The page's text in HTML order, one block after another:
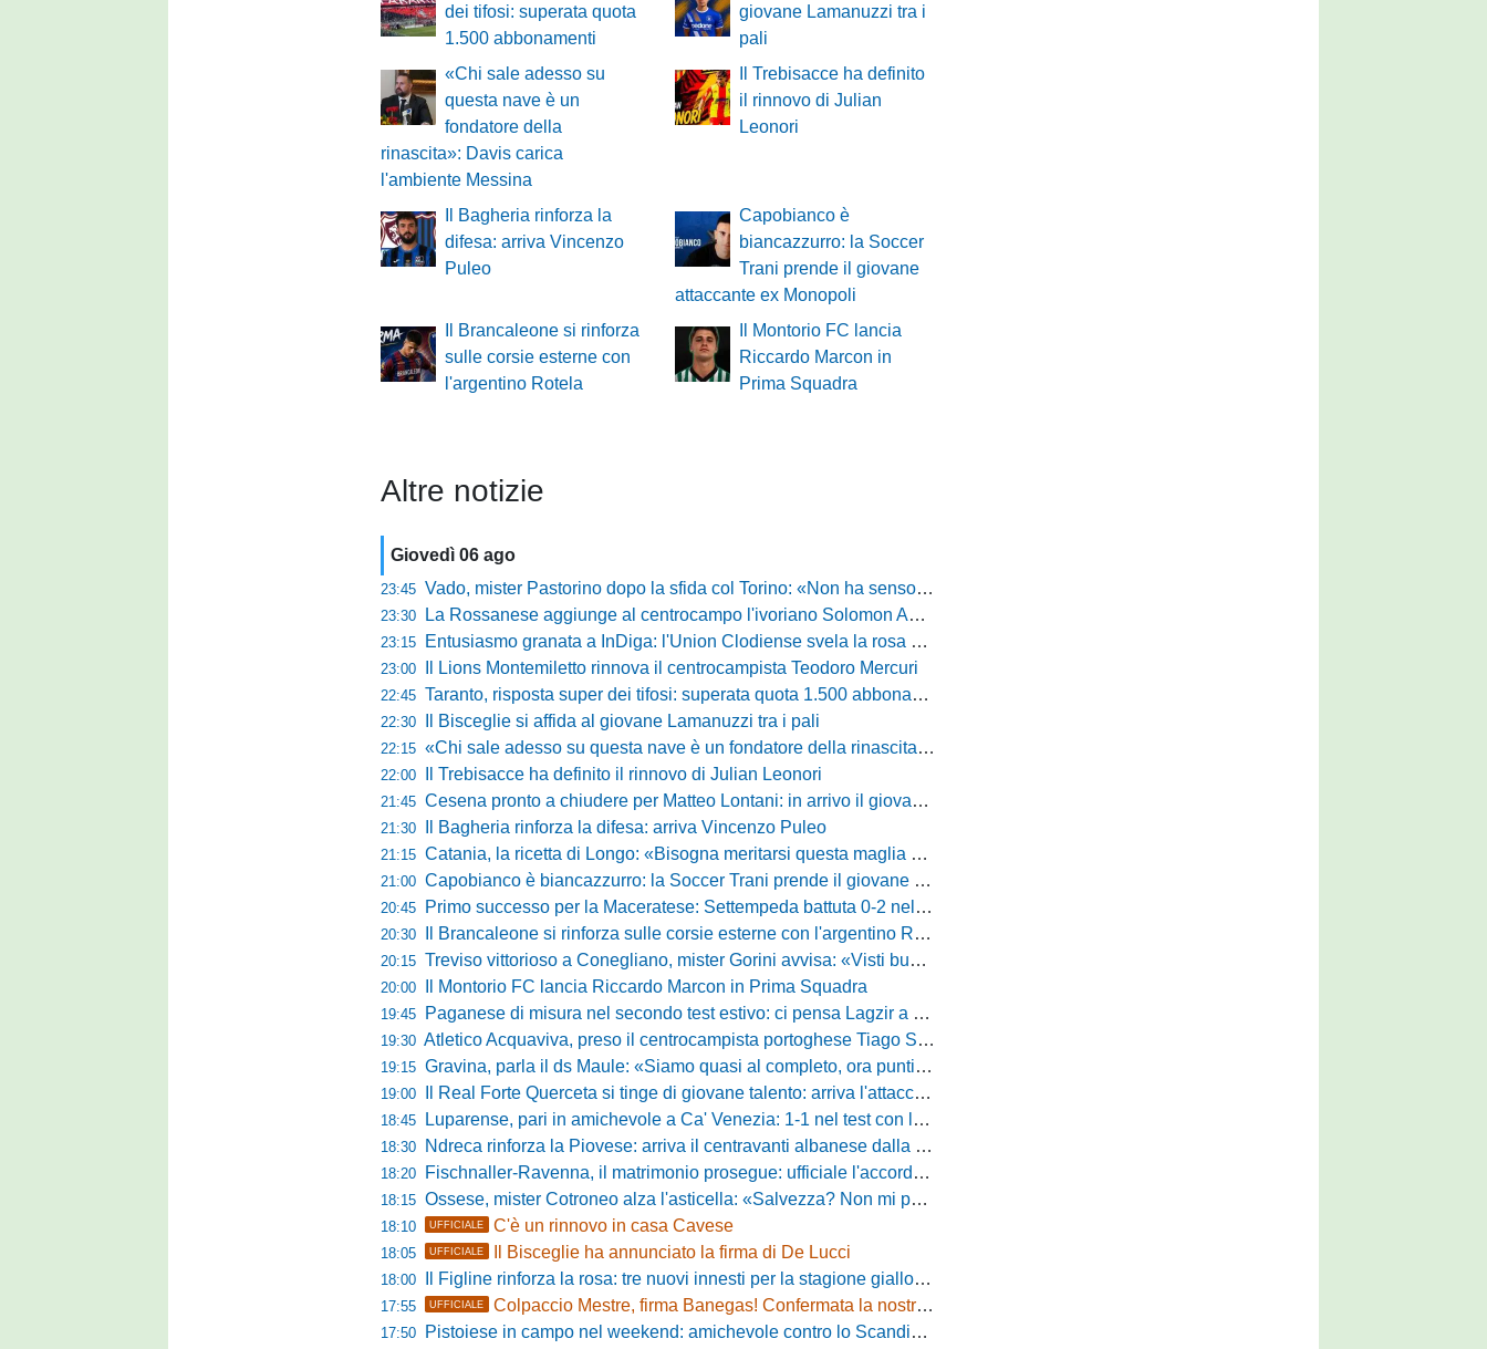
dei tifosi: superata quota
1.500 abbonamenti
giovane Lamanuzzi tra i
pali
«Chi sale adesso su
questa nave è un
fondatore della
rinascita»: Davis carica
l'ambiente Messina
Il Trebisacce ha definito
il rinnovo di Julian
Leonori
Il Bagheria rinforza la
difesa: arriva Vincenzo
Puleo
Capobianco è
biancazzurro: la Soccer
Trani prende il giovane
attaccante ex Monopoli
Il Brancaleone si rinforza
sulle corsie esterne con
l'argentino Rotela
Il Montorio FC lancia
Riccardo Marcon in
Prima Squadra
Altre notizie
Giovedì 06 ago
23:45 Vado, mister Pastorino dopo la sfida col Torino: «Non ha senso chiudersi e fare le barricate»
23:30 La Rossanese aggiunge al centrocampo l'ivoriano Solomon Andrews Manu
23:15 Entusiasmo granata a InDiga: l'Union Clodiense svela la rosa per la nuova annata
23:00 Il Lions Montemiletto rinnova il centrocampista Teodoro Mercuri
22:45 Taranto, risposta super dei tifosi: superata quota 1.500 abbonamenti
22:30 Il Bisceglie si affida al giovane Lamanuzzi tra i pali
22:15 «Chi sale adesso su questa nave è un fondatore della rinascita»: Davis carica l'ambiente Messina
22:00 Il Trebisacce ha definito il rinnovo di Julian Leonori
21:45 Cesena pronto a chiudere per Matteo Lontani: in arrivo il giovane talento dello Spezia
21:30 Il Bagheria rinforza la difesa: arriva Vincenzo Puleo
21:15 Catania, la ricetta di Longo: «Bisogna meritarsi questa maglia ogni singolo giorno»
21:00 Capobianco è biancazzurro: la Soccer Trani prende il giovane attaccante ex Monopoli
20:45 Primo successo per la Maceratese: Settempeda battuta 0-2 nella ripresa
20:30 Il Brancaleone si rinforza sulle corsie esterne con l'argentino Rotela
20:15 Treviso vittorioso a Conegliano, mister Gorini avvisa: «Visti buoni spunti, ma c'è ancora tanto da lavorare»
20:00 Il Montorio FC lancia Riccardo Marcon in Prima Squadra
19:45 Paganese di misura nel secondo test estivo: ci pensa Lagzir a piegare l'Equipe Campania
19:30 Atletico Acquaviva, preso il centrocampista portoghese Tiago Santos
19:15 Gravina, parla il ds Maule: «Siamo quasi al completo, ora puntiamo sugli esterni d'attacco»
19:00 Il Real Forte Querceta si tinge di giovane talento: arriva l'attaccante Lucchesi
18:45 Luparense, pari in amichevole a Ca' Venezia: 1-1 nel test con la Primavera lagunare
18:30 Ndreca rinforza la Piovese: arriva il centravanti albanese dalla serie D
18:20 Fischnaller-Ravenna, il matrimonio prosegue: ufficiale l'accordo quinquennale per l'attacco
18:15 Ossese, mister Cotroneo alza l'asticella: «Salvezza? Non mi pongo limiti, voglio vincere più partite possibile»
18:10 UFFICIALE C'è un rinnovo in casa Cavese
18:05 UFFICIALE Il Bisceglie ha annunciato la firma di De Lucci
18:00 Il Figline rinforza la rosa: tre nuovi innesti per la stagione gialloblù
17:55 UFFICIALE Colpaccio Mestre, firma Banegas! Confermata la nostra anteprima
17:50 Pistoiese in campo nel weekend: amichevole contro lo Scandicci allo stadio Strulli di Monsummano